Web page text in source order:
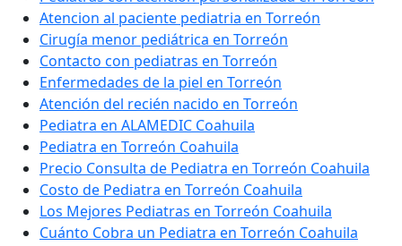
Atencion al paciente pediatria en Torreón
Cirugía menor pediátrica en Torreón
Contacto con pediatras en Torreón
Enfermedades de la piel en Torreón
Atención del recién nacido en Torreón
Pediatra en ALAMEDIC Coahuila
Pediatra en Torreón Coahuila
Precio Consulta de Pediatra en Torreón Coahuila
Costo de Pediatra en Torreón Coahuila
Los Mejores Pediatras en Torreón Coahuila
Cuánto Cobra un Pediatra en Torreón Coahuila